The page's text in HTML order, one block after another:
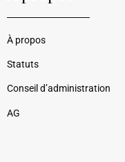
À propos
Statuts
Conseil d’administration
AG